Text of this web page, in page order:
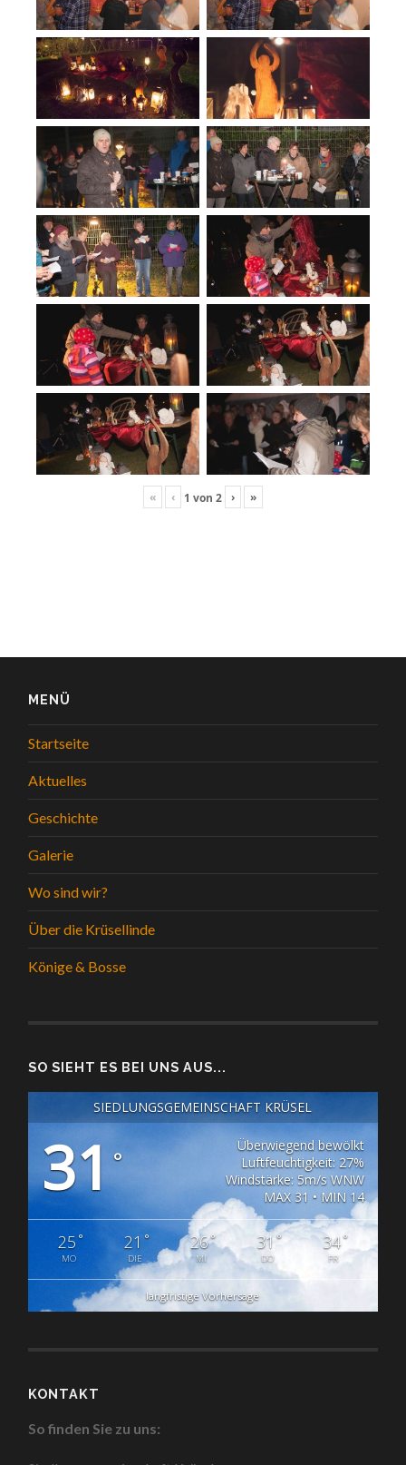
« ‹ 1 von 2 › »
MENÜ
Startseite
Aktuelles
Geschichte
Galerie
Wo sind wir?
Über die Krüsellinde
Könige & Bosse
SO SIEHT ES BEI UNS AUS...
SIEDLUNGSGEMEINSCHAFT KRÜSEL
31°
Überwiegend bewölkt
Luftfeuchtigkeit: 27%
Windstärke: 5m/s WNW
MAX 31 • MIN 14
25°
MO
21 °
DIE
26°
MI
31°
DO
34°
FR
langfristige Vorhersage
KONTAKT
So finden Sie zu uns: